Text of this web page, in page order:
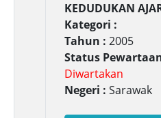
KEDUDUKAN
Kategori :
Tahun : 2005
Status
Diwartakan
Negeri : Sarawak